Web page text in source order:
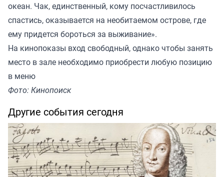
океан. Чак, единственный, кому посчастливилось
спастись, оказывается на необитаемом острове, где
ему придется бороться за выживание».
На кинопоказы вход свободный, однако чтобы занять
место в зале необходимо приобрести любую позицию
в меню
Фото: Кинопоиск
Другие события сегодня